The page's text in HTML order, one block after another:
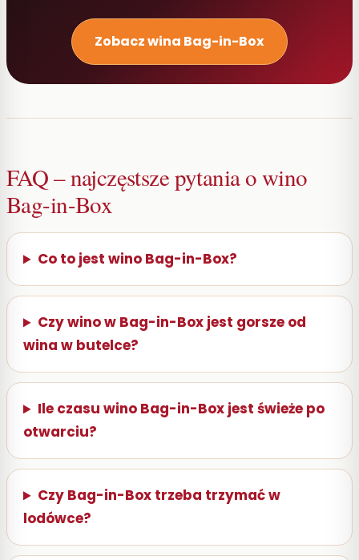
Zobacz wina Bag-in-Box
FAQ – najczęstsze pytania o wino
Bag-in-Box
Co to jest wino Bag-in-Box?
Czy wino w Bag-in-Box jest gorsze od
wina w butelce?
Ile czasu wino Bag-in-Box jest świeże po
otwarciu?
Czy Bag-in-Box trzeba trzymać w
lodówce?